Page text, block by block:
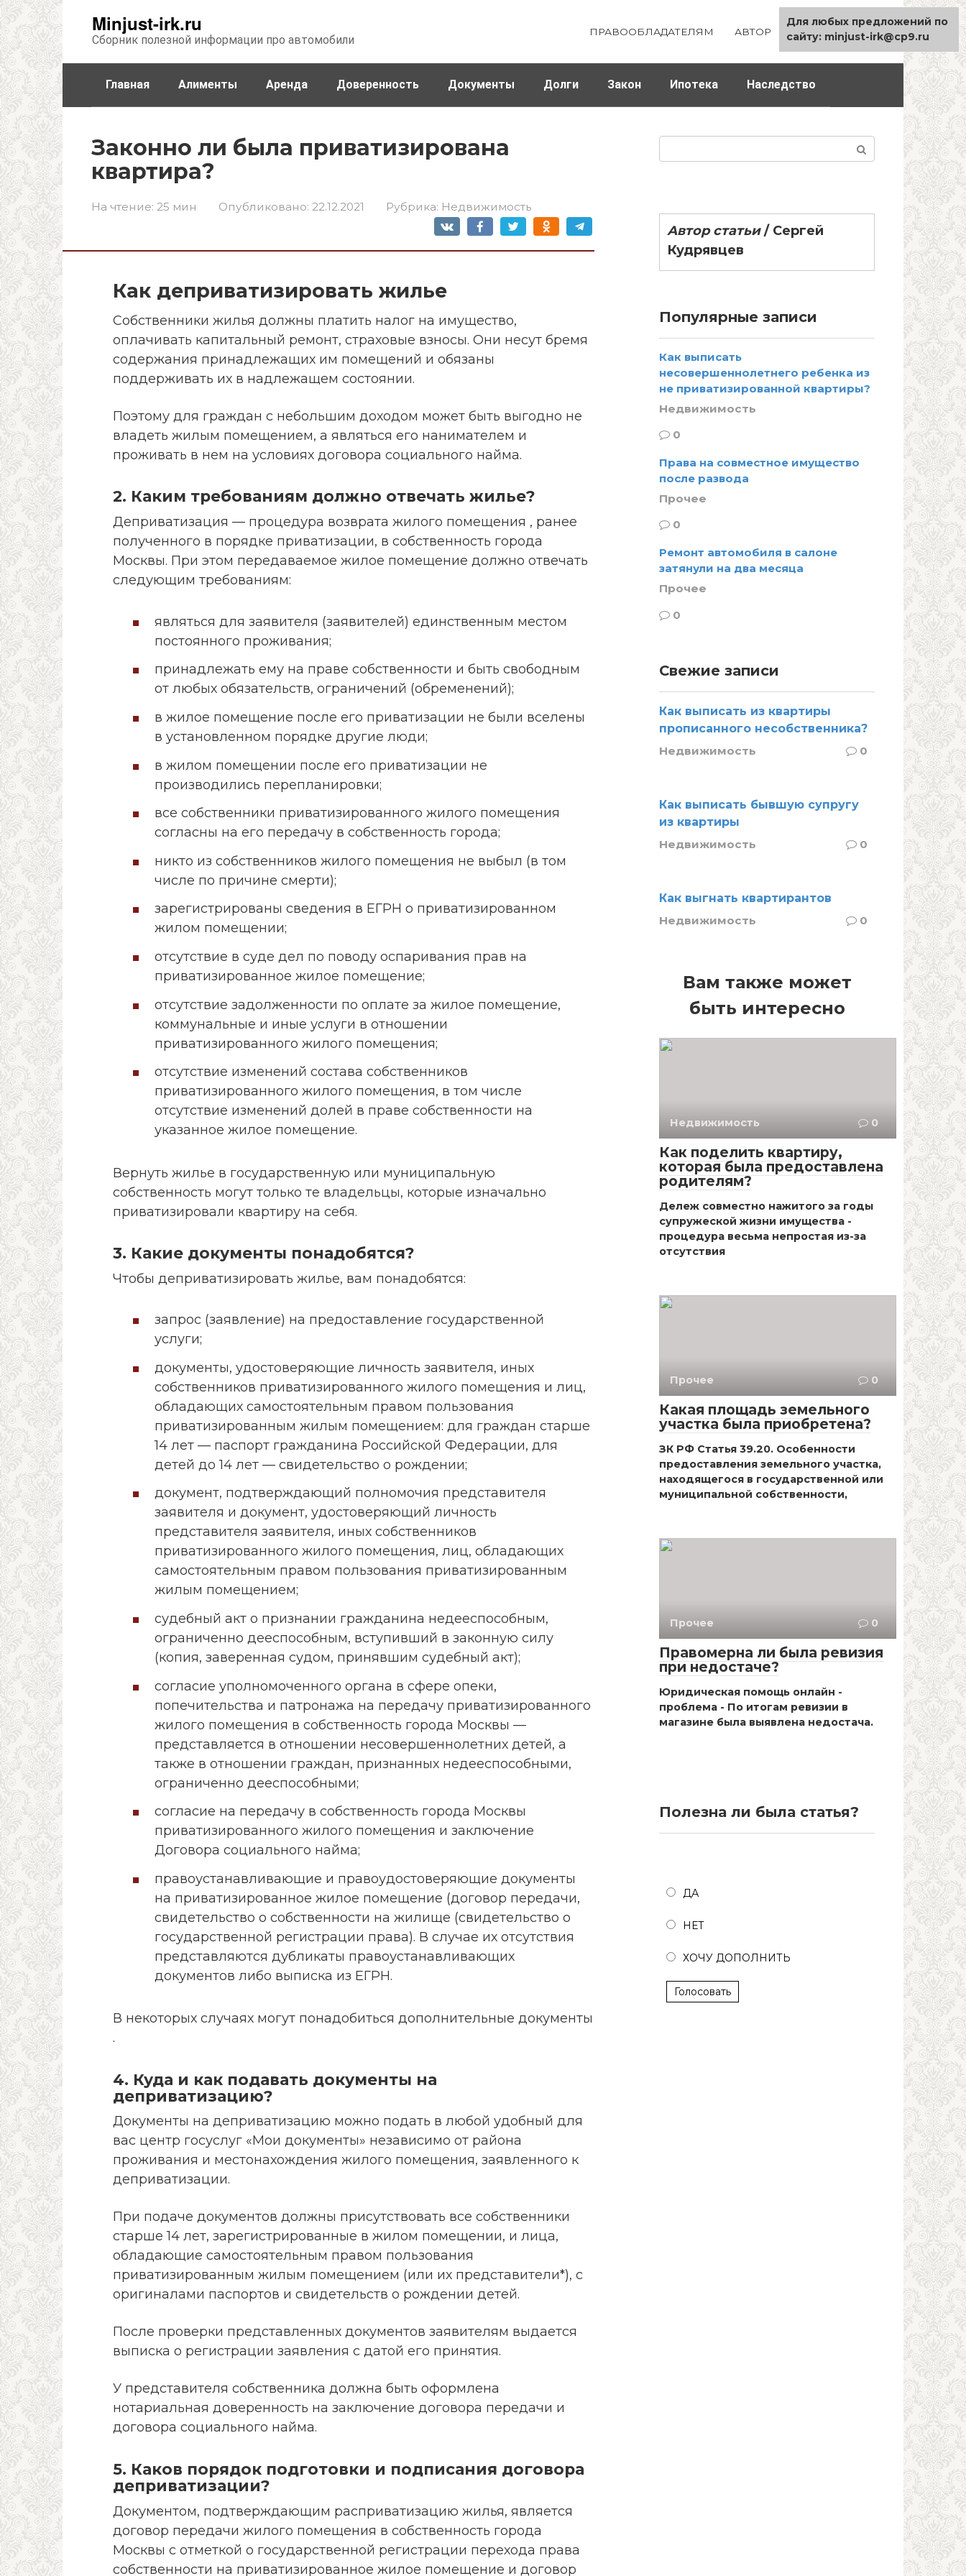
Minjust-irk.ru
Сборник полезной информации про автомобили
ПРАВООБЛАДАТЕЛЯМ АВТОР КАРТА САЙТА
Главная Алименты Аренда Доверенность Документы Долги Закон Ипотека Наследство
Законно ли была приватизирована
квартира?
На чтение: 25 мин Опубликовано: 22.12.2021 Рубрика: Недвижимость
Как деприватизировать жилье
Собственники жилья должны платить налог на имущество,
оплачивать капитальный ремонт, страховые взносы. Они несут бремя
содержания принадлежащих им помещений и обязаны
поддерживать их в надлежащем состоянии.
Поэтому для граждан с небольшим доходом может быть выгодно не
владеть жилым помещением, а являться его нанимателем и
проживать в нем на условиях договора социального найма.
2. Каким требованиям должно отвечать жилье?
Деприватизация — процедура возврата жилого помещения , ранее
полученного в порядке приватизации, в собственность города
Москвы. При этом передаваемое жилое помещение должно отвечать
следующим требованиям:
являться для заявителя (заявителей) единственным местом
постоянного проживания;
принадлежать ему на праве собственности и быть свободным
от любых обязательств, ограничений (обременений);
в жилое помещение после его приватизации не были вселены
в установленном порядке другие люди;
в жилом помещении после его приватизации не
производились перепланировки;
все собственники приватизированного жилого помещения
согласны на его передачу в собственность города;
никто из собственников жилого помещения не выбыл (в том
числе по причине смерти);
зарегистрированы сведения в ЕГРН о приватизированном
жилом помещении;
отсутствие в суде дел по поводу оспаривания прав на
приватизированное жилое помещение;
отсутствие задолженности по оплате за жилое помещение,
коммунальные и иные услуги в отношении
приватизированного жилого помещения;
отсутствие изменений состава собственников
приватизированного жилого помещения, в том числе
отсутствие изменений долей в праве собственности на
указанное жилое помещение.
Вернуть жилье в государственную или муниципальную
собственность могут только те владельцы, которые изначально
приватизировали квартиру на себя.
3. Какие документы понадобятся?
Чтобы деприватизировать жилье, вам понадобятся:
запрос (заявление) на предоставление государственной
услуги;
документы, удостоверяющие личность заявителя, иных
собственников приватизированного жилого помещения и лиц,
обладающих самостоятельным правом пользования
приватизированным жилым помещением: для граждан старше
14 лет — паспорт гражданина Российской Федерации, для
детей до 14 лет — свидетельство о рождении;
документ, подтверждающий полномочия представителя
заявителя и документ, удостоверяющий личность
представителя заявителя, иных собственников
приватизированного жилого помещения, лиц, обладающих
самостоятельным правом пользования приватизированным
жилым помещением;
судебный акт о признании гражданина недееспособным,
ограниченно дееспособным, вступивший в законную силу
(копия, заверенная судом, принявшим судебный акт);
согласие уполномоченного органа в сфере опеки,
попечительства и патронажа на передачу приватизированного
жилого помещения в собственность города Москвы —
представляется в отношении несовершеннолетних детей, а
также в отношении граждан, признанных недееспособными,
ограниченно дееспособными;
согласие на передачу в собственность города Москвы
приватизированного жилого помещения и заключение
Договора социального найма;
правоустанавливающие и правоудостоверяющие документы
на приватизированное жилое помещение (договор передачи,
свидетельство о собственности на жилище (свидетельство о
государственной регистрации права). В случае их отсутствия
представляются дубликаты правоустанавливающих
документов либо выписка из ЕГРН.
В некоторых случаях могут понадобиться дополнительные документы
.
4. Куда и как подавать документы на
деприватизацию?
Документы на деприватизацию можно подать в любой удобный для
вас центр госуслуг «Мои документы» независимо от района
проживания и местонахождения жилого помещения, заявленного к
деприватизации.
При подаче документов должны присутствовать все собственники
старше 14 лет, зарегистрированные в жилом помещении, и лица,
обладающие самостоятельным правом пользования
приватизированным жилым помещением (или их представители*), с
оригиналами паспортов и свидетельств о рождении детей.
После проверки представленных документов заявителям выдается
выписка о регистрации заявления с датой его принятия.
У представителя собственника должна быть оформлена
нотариальная доверенность на заключение договора передачи и
договора социального найма.
5. Каков порядок подготовки и подписания договора
деприватизации?
Документом, подтверждающим расприватизацию жилья, является
договор передачи жилого помещения в собственность города
Москвы с отметкой о государственной регистрации перехода права
собственности на приватизированное жилое помещение и договор
Автор статьи/ Сергей
Кудрявцев
Популярные записи
Как выписать
несовершеннолетнего ребенка из
не приватизированной квартиры?
Недвижимость
0
Права на совместное имущество
после развода
Прочее
0
Ремонт автомобиля в салоне
затянули на два месяца
Прочее
0
Свежие записи
Как выписать из квартиры
прописанного несобственника?
Недвижимость
0
Как выписать бывшую супругу
из квартиры
Недвижимость
0
Как выгнать квартирантов
Недвижимость
0
Вам также может
быть интересно
Недвижимость 0
Как поделить квартиру,
которая была предоставлена
родителям?
Дележ совместно нажитого за годы
супружеской жизни имущества -
процедура весьма непростая из-за
отсутствия
Прочее 0
Какая площадь земельного
участка была приобретена?
ЗК РФ Статья 39.20. Особенности
предоставления земельного участка,
находящегося в государственной или
муниципальной собственности,
Прочее 0
Правомерна ли была ревизия
при недостаче?
Юридическая помощь онлайн -
проблема - По итогам ревизии в
магазине была выявлена недостача.
Полезна ли была статья?
ДА
НЕТ
ХОЧУ ДОПОЛНИТЬ
Голосовать
Для любых предложений по
сайту: minjust-irk@cp9.ru